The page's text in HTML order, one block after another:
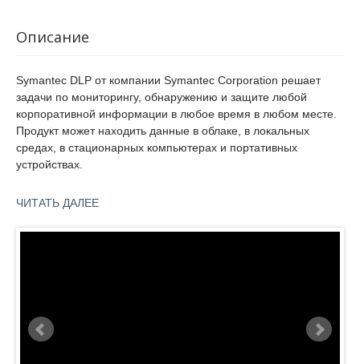
Описание
Symantec DLP от компании Symantec Corporation решает
задачи по мониторингу, обнаружению и защите любой
корпоративной информации в любое время в любом месте.
Продукт может находить данные в облаке, в локальных
средах, в стационарных компьютерах и портативных
устройствах.
мобильных, конечных точках и системах хранения;
использования и хранения.
ЧИТАТЬ ДАЛЕЕ
12
5